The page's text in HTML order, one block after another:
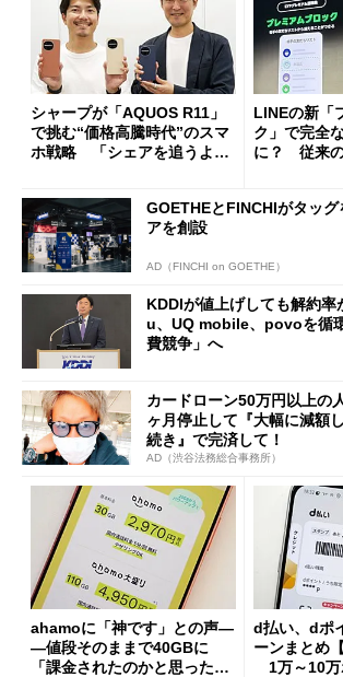
シャープが「AQUOS R11」
で挑む“価格高騰時代”のスマ
ホ戦略 「シェアを追うより
LINEの新「
ク」で完全
に？ 従来
GOETHEとFINCHIがタッグ
アを創設
AD（FINCHI on GOETHE）
KDDIが値上げしても解約
u、UQ mobile、povoを循
費競争」へ
カードローン50万円以上の
ヶ月停止して『大幅に減額
続き』で完済して！
AD（渋谷法務総合事務所）
ahamoに「神です」との声―
―値段そのままで40GBに
「課金されたのかと思った」
d払い、dポ
ーンまとめ
1万～10万